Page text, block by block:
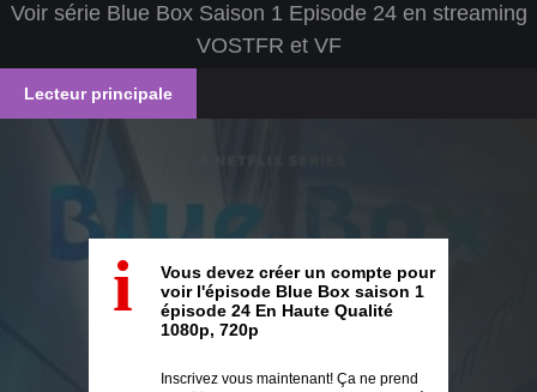
Voir série Blue Box Saison 1 Episode 24 en streaming
VOSTFR et VF
Lecteur principale
i
Vous devez créer un compte pour
voir l'épisode Blue Box saison 1
épisode 24 En Haute Qualité
1080p, 720p
Inscrivez vous maintenant! Ça ne prend